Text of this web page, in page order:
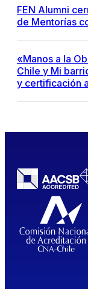
FEN Alumni
de Mentorías
«Manos a la
Chile y Mi
y certificación